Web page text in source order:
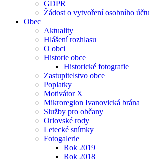
GDPR
Žádost o vytvoření osobního účtu
Obec
Aktuality
Hlášení rozhlasu
O obci
Historie obce
Historické fotografie
Zastupitelstvo obce
Poplatky
Motivátor X
Mikroregion Ivanovická brána
Služby pro občany
Orlovské rody
Letecké snímky
Fotogalerie
Rok 2019
Rok 2018